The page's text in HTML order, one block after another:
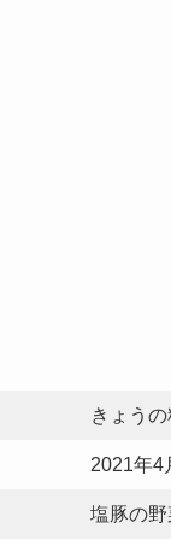
きょう
2021年4
塩豚の